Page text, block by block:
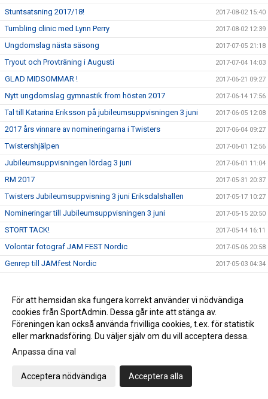
Stuntsatsning 2017/18! 2017-08-02 15:40
Tumbling clinic med Lynn Perry 2017-08-02 12:39
Ungdomslag nästa säsong 2017-07-05 21:18
Tryout och Provträning i Augusti 2017-07-04 14:03
GLAD MIDSOMMAR ! 2017-06-21 09:27
Nytt ungdomslag gymnastik from hösten 2017 2017-06-14 17:56
Tal till Katarina Eriksson på jubileumsuppvisningen 3 juni 2017-06-05 12:08
2017 års vinnare av nomineringarna i Twisters 2017-06-04 09:27
Twistershjälpen 2017-06-01 12:56
Jubileumsuppvisningen lördag 3 juni 2017-06-01 11:04
RM 2017 2017-05-31 20:37
Twisters Jubileumsuppvisning 3 juni Eriksdalshallen 2017-05-17 10:27
Nomineringar till Jubileumsuppvisningen 3 juni 2017-05-15 20:50
STORT TACK! 2017-05-14 16:11
Volontär fotograf JAM FEST Nordic 2017-05-06 20:58
Genrep till JAMfest Nordic 2017-05-03 04:34
Bildspel till Jubileumsuppvisningen 3 juni 2017-04-22 09:29
Team Sweden genrep 21 april 2017-04-20 07:45
Jubileumsuppvisning 3 juni 2017-04-19 21:35
Provträningar och Tryouts till säsong 17/18
Prova på Cheerleading
För att hemsidan ska fungera korrekt använder vi nödvändiga
cookies från SportAdmin. Dessa går inte att stänga av.
Föreningen kan också använda frivilliga cookies, t.ex. för statistik
eller marknadsföring. Du väljer själv om du vill acceptera dessa.
Anpassa dina val
Acceptera nödvändiga Acceptera alla